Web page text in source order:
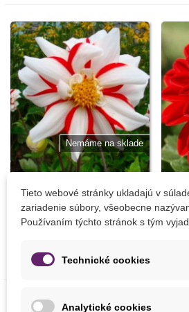
Nemáme na sklade
Georgína Fire and Ice -
Dahlia hybrida - predaj
cibuľovín - 1 ks
Naskladníme 02/2027
ks
Tieto webové stránky ukladajú v
zariadenie súbory, všeobecne
Používaním týchto stránok s tým
Technické cookies
Analytické cookies